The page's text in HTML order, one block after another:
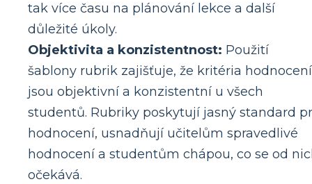
tak více času na plánování lekce a další
důležité úkoly.
Objektivita a konzistentnost: Použití
šablony rubrik zajišťuje, že kritéria hodnocení
jsou objektivní a konzistentní u všech
studentů. Rubriky poskytují jasný standard
hodnocení, usnadňují učitelům spravedlivé
hodnocení a studentům chápou, co se od
očekává.